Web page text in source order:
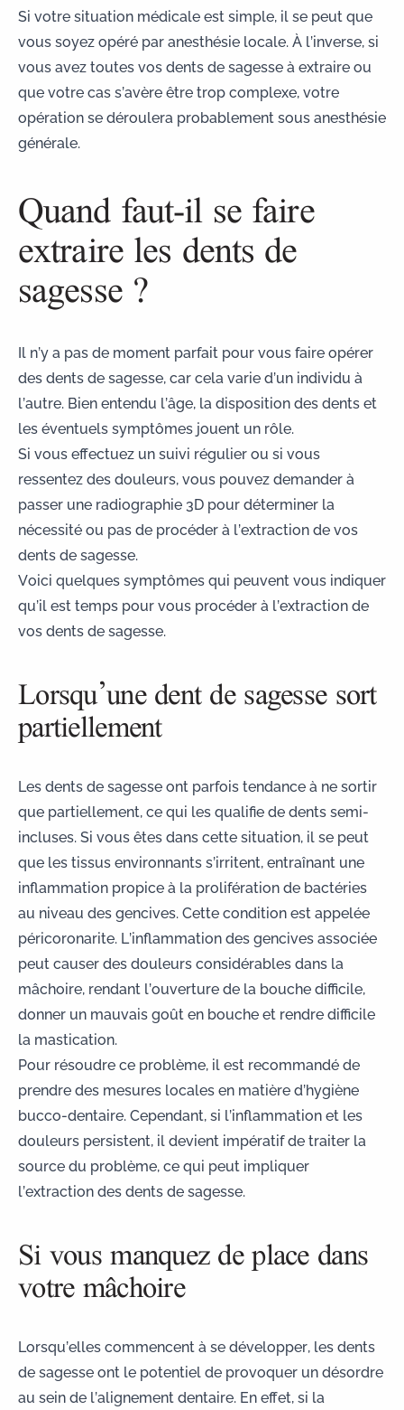
Si votre situation médicale est simple, il se peut que
vous soyez opéré par anesthésie locale. À l’inverse, si
vous avez toutes vos dents de sagesse à extraire ou
que votre cas s’avère être trop complexe, votre
opération se déroulera probablement sous anesthésie
générale.
Quand faut-il se faire
extraire les dents de
sagesse ?
Il n’y a pas de moment parfait pour vous faire opérer
des dents de sagesse, car cela varie d’un individu à
l’autre. Bien entendu l’âge, la disposition des dents et
les éventuels symptômes jouent un rôle.
Si vous effectuez un suivi régulier ou si vous
ressentez des douleurs, vous pouvez demander à
passer une radiographie 3D pour déterminer la
nécessité ou pas de procéder à l’extraction de vos
dents de sagesse.
Voici quelques symptômes qui peuvent vous indiquer
qu’il est temps pour vous procéder à l’extraction de
vos dents de sagesse.
Lorsqu’une dent de sagesse sort
partiellement
Les dents de sagesse ont parfois tendance à ne sortir
que partiellement, ce qui les qualifie de dents semi-
incluses. Si vous êtes dans cette situation, il se peut
que les tissus environnants s’irritent, entraînant une
inflammation propice à la prolifération de bactéries
au niveau des gencives. Cette condition est appelée
péricoronarite. L’inflammation des gencivesassociée
peut causer des douleurs considérables dans la
mâchoire, rendant l’ouverture de la bouche difficile,
donner un mauvais goût en bouche et rendre difficile
la mastication.
Pour résoudre ce problème, il est recommandé de
prendre des mesures locales en matière d’hygiène
bucco-dentaire. Cependant, si l’inflammation et les
douleurs persistent, il devient impératif de traiter la
source du problème, ce qui peut impliquer
l’extraction des dents de sagesse.
Si vous manquez de place dans
votre mâchoire
Lorsqu’elles commencent à se développer, les dents
de sagesse ont le potentiel de provoquer un désordre
au sein de l’alignement dentaire. En effet, si la